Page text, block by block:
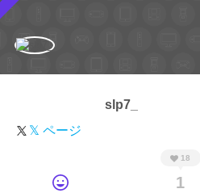
slp7_
𝕏 ページ
18
1